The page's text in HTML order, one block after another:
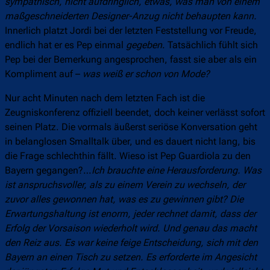
maßgeschneiderten Designer-Anzug nicht behaupten kann.
Innerlich platzt Jordi bei der letzten Feststellung vor Freude,
endlich hat er es Pep einmal gegeben. Tatsächlich fühlt sich
Pep bei der Bemerkung angesprochen, fasst sie aber als ein
Kompliment auf – was weiß er schon von Mode?
Nur acht Minuten nach dem letzten Fach ist die
Zeugniskonferenz offiziell beendet, doch keiner verlässt sofort
seinen Platz. Die vormals äußerst seriöse Konversation geht
in belanglosen Smalltalk über, und es dauert nicht lang, bis
die Frage schlechthin fällt. Wieso ist Pep Guardiola zu den
Bayern gegangen?…Ich brauchte eine Herausforderung. Was
ist anspruchsvoller, als zu einem Verein zu wechseln, der
zuvor alles gewonnen hat, was es zu gewinnen gibt? Die
Erwartungshaltung ist enorm, jeder rechnet damit, dass der
Erfolg der Vorsaison wiederholt wird. Und genau das macht
den Reiz aus. Es war keine feige Entscheidung, sich mit den
Bayern an einen Tisch zu setzen. Es erforderte im Angesicht